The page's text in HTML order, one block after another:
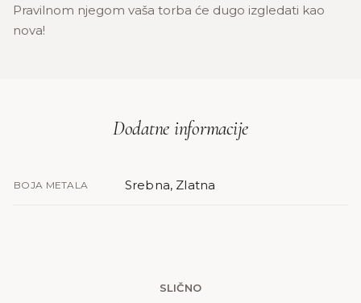
Pravilnom njegom vaša torba će dugo izgledati kao
nova!
Dodatne informacije
BOJA METALA Srebna, Zlatna
SLIČNO